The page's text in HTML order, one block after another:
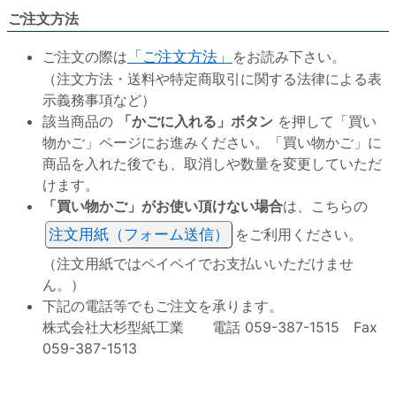
ご注文方法
ご注文の際は 「ご注文方法」 をお読み下さい。
（注文方法・送料や特定商取引に関する法律による表
示義務事項など）
該当商品の
「かごに入れる」ボタン を押して「買い
物かご」ページにお進みください。「買い物かご」に
商品を入れた後でも、取消しや数量を変更していただ
けます。
「買い物かご」がお使い頂けない場合は、こちらの
注文用紙（フォーム送信）
をご利用ください。
（注文用紙ではペイペイでお支払いいただけませ
ん。）
下記の電話等でもご注文を承ります。
株式会社大杉型紙工業 電話 059-387-1515 Fax
059-387-1513